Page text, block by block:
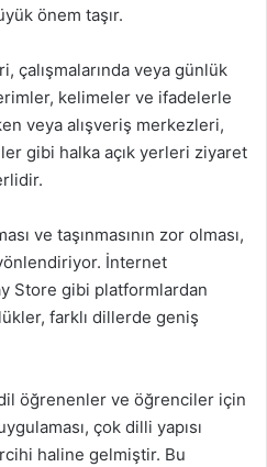
önem taşır.
çalışmalarında veya günlük
kelimeler ve ifadelerle
veya alışveriş merkezleri,
gibi halka açık yerleri ziyaret
ve taşınmasının zor olması,
İnternet
Store gibi platformlardan
farklı dillerde geniş
öğrenenler ve öğrenciler için
çok dilli yapısı
haline gelmiştir. Bu